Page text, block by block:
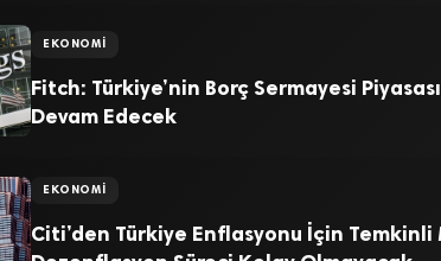
EKONOMI
Fitch: Türkiye’nin Borç Sermayesi
Devam Edecek
EKONOMI
Citi’den Türkiye Enflasyonu İçin Temkinli